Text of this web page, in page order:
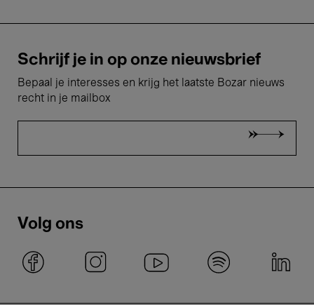
Schrijf je in op onze nieuwsbrief
Bepaal je interesses en krijg het laatste Bozar nieuws
recht in je mailbox
Volg ons